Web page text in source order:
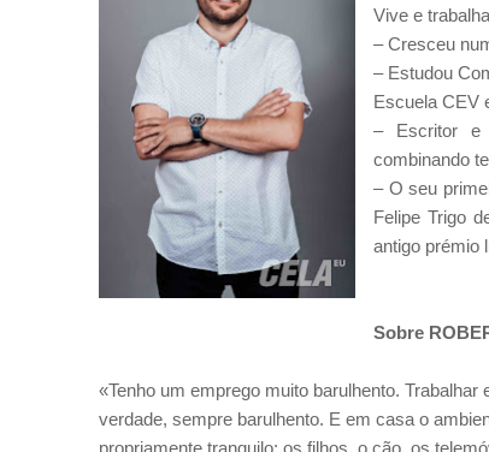
Vive e
– Cresceu
– Estudou
Escuela CEV
– Escritor e
combinando
– O seu
Felipe Trigo
antigo prémio
Sobre
«Tenho um emprego muito barulhento. Trabalhar
verdade, sempre barulhento. E em casa o
propriamente tranquilo: os filhos, o cão, os